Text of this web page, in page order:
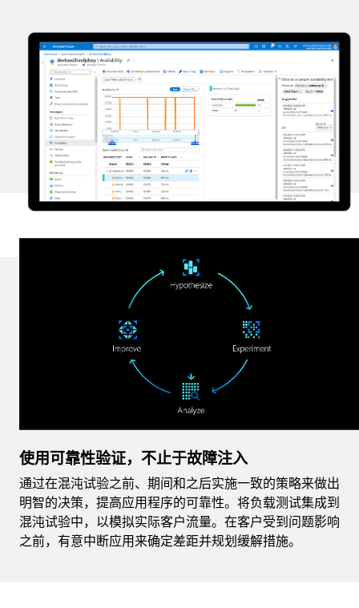
使用可靠性验证，不止于故障注入
通过在混沌试验之前、期间和之后实施一致的策略来做出
明智的决策，提高应用程序的可靠性。将负载测试集成到
混沌试验中，以模拟实际客户流量。在客户受到问题影响
之前，有意中断应用来确定差距并规划缓解措施。